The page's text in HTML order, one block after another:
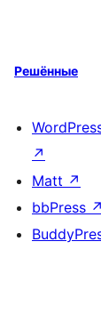
Решённые
↗
Matt ↗
bbPress ↗